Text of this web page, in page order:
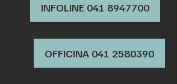
INFOLINE 041 8947700
OFFICINA ‭041 2580390‬